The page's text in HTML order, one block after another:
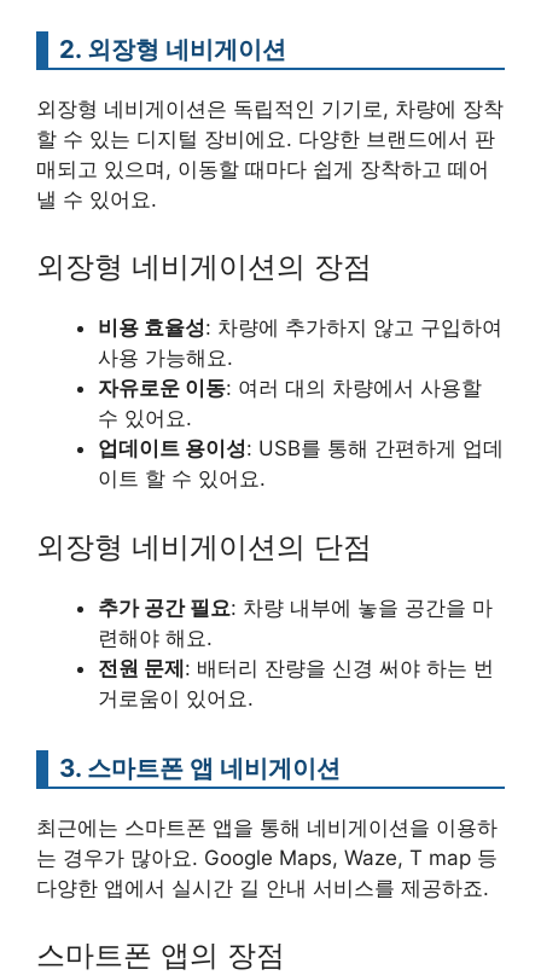
2. 외장형 네비게이션
외장형 네비게이션은 독립적인 기기로, 차량에 장착
할 수 있는 디지털 장비에요. 다양한 브랜드에서 판
매되고 있으며, 이동할 때마다 쉽게 장착하고 떼어
낼 수 있어요.
외장형 네비게이션의 장점
비용 효율성: 차량에 추가하지 않고 구입하여
사용 가능해요.
자유로운 이동: 여러 대의 차량에서 사용할
수 있어요.
업데이트 용이성: USB를 통해 간편하게 업데
이트 할 수 있어요.
외장형 네비게이션의 단점
추가 공간 필요: 차량 내부에 놓을 공간을 마
련해야 해요.
전원 문제: 배터리 잔량을 신경 써야 하는 번
거로움이 있어요.
3. 스마트폰 앱 네비게이션
최근에는 스마트폰 앱을 통해 네비게이션을 이용하
는 경우가 많아요. Google Maps, Waze, T map 등
다양한 앱에서 실시간 길 안내 서비스를 제공하죠.
스마트폰 앱의 장점